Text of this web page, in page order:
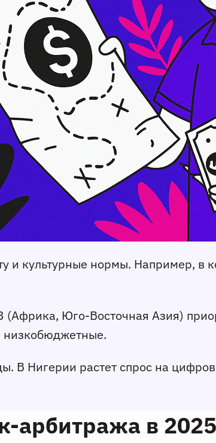
и культурные нормы. Например, в
(Африка, Юго-Восточная Азия)
низкобюджетные.
В Нигерии растет спрос на
арбитража в 2025